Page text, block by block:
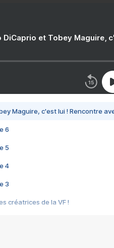
DiCaprio et Tobey Maguire,
Maguire, c'est lui ! Rencontre
6
5
4
3
créatrices de la VF !